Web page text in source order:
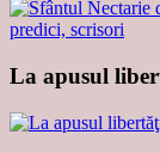
La apusul